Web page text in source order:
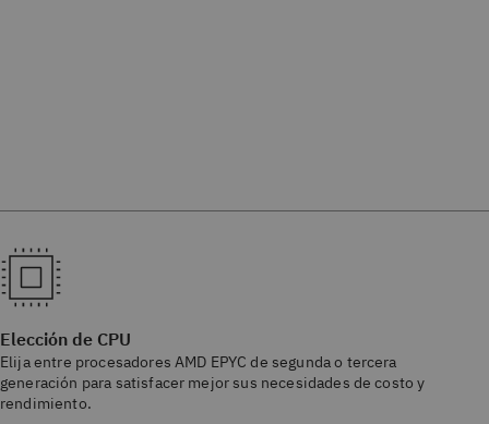
Elección de CPU
Elija entre procesadores AMD EPYC de segunda o tercera
generación para satisfacer mejor sus necesidades de costo y
rendimiento.